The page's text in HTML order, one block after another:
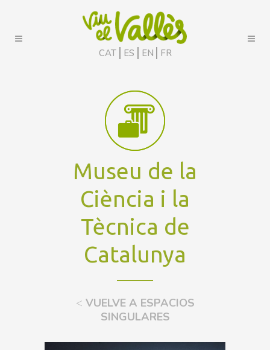
CAT ES EN FR
Museu de la
Ciència i la
Tècnica de
Catalunya
< VUELVE A ESPACIOS
SINGULARES